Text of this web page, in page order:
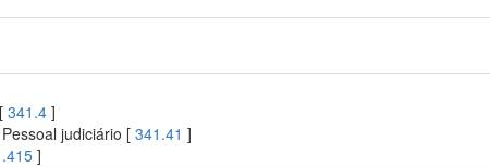
341.4 ]
judiciário [ 341.41 ]
]